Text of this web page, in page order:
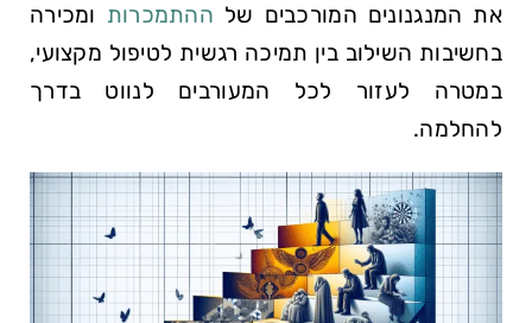
את המנגנונים המורכבים של ההתמכרות ומכירה
בחשיבות השילוב בין תמיכה רגשית לטיפול מקצועי,
במטרה לעזור לכל המעורבים לנווט בדרך
להחלמה.